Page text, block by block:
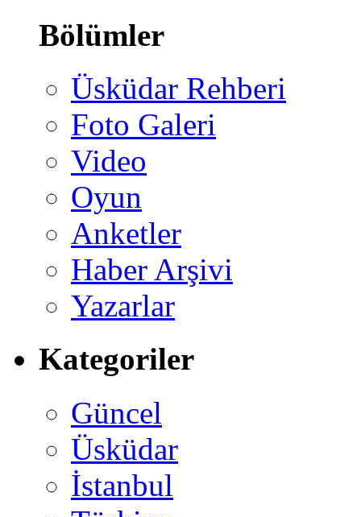
Bölümler
Üsküdar Rehberi
Foto Galeri
Video
Oyun
Anketler
Haber Arşivi
Yazarlar
Kategoriler
Güncel
Üsküdar
İstanbul